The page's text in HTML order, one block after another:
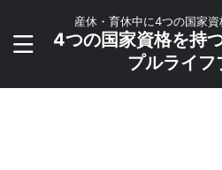
産休・育休中に4つの国家資
4つの国家資格を持
プルライフ